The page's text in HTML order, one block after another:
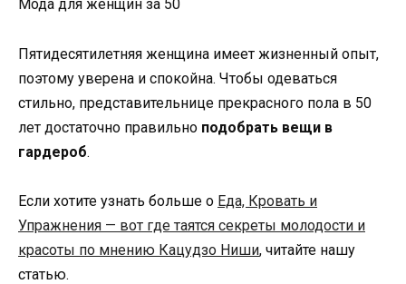
Мода для женщин за 50
Пятидесятилетняя женщина имеет жизненный опыт,
поэтому уверена и спокойна. Чтобы одеваться
стильно, представительнице прекрасного пола в 50
лет достаточно правильно подобрать вещи в
гардероб.
Если хотите узнать больше о Еда, Кровать и
Упражнения — вот где таятся секреты молодости и
красоты по мнению Кацудзо Ниши, читайте нашу
статью.